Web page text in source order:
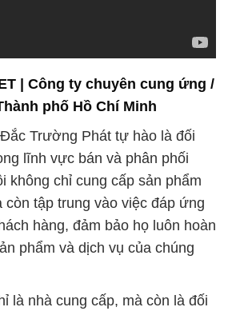
| Công ty chuyên cung ứng /
phố Hồ Chí Minh
Trường Phát tự hào là đối
lĩnh vực bán và phân phối
không chỉ cung cấp sản phẩm
tập trung vào việc đáp ứng
hàng, đảm bảo họ luôn hoàn
phẩm và dịch vụ của chúng
là nhà cung cấp, mà còn là đối